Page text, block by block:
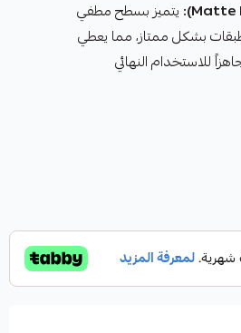
يتميز بسطح مطفي
بشكل ممتاز، مما يعطي
للاستخدام النهائي